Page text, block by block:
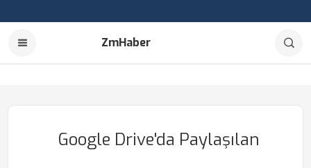
ZmHaber
Google Drive'da Paylaşılan